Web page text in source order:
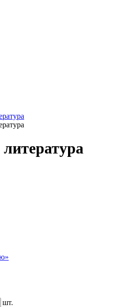
шт.